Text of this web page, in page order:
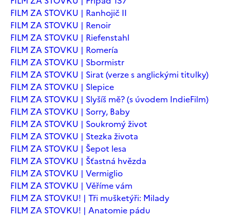
FILM ZA STOVKU | Ranhojič II
FILM ZA STOVKU | Renoir
FILM ZA STOVKU | Riefenstahl
FILM ZA STOVKU | Romería
FILM ZA STOVKU | Sbormistr
FILM ZA STOVKU | Sirat (verze s anglickými titulky)
FILM ZA STOVKU | Slepice
FILM ZA STOVKU | Slyšíš mě? (s úvodem IndieFilm)
FILM ZA STOVKU | Sorry, Baby
FILM ZA STOVKU | Soukromý život
FILM ZA STOVKU | Stezka života
FILM ZA STOVKU | Šepot lesa
FILM ZA STOVKU | Šťastná hvězda
FILM ZA STOVKU | Vermiglio
FILM ZA STOVKU | Věříme vám
FILM ZA STOVKU! | Tři mušketýři: Milady
FILM ZA STOVKU! | Anatomie pádu